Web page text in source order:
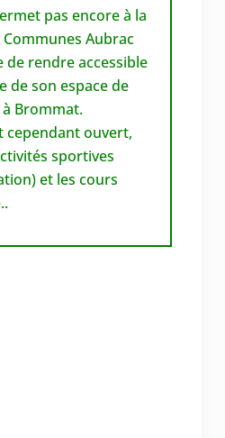
pas encore à la
Aubrac
de rendre accessible
de son espace de
Brommat.
cependant ouvert,
sportives
et les cours
.